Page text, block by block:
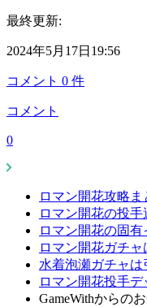
最終更新:
2024年5月17日19:56
コメント 0 件
コメント
0
ロマン開花攻略ま
ロマン開花の投手
ロマン開花の固有
ロマン開花ガチャ
水着泡瀬ガチャは
ロマン開花投手
GameWithからの